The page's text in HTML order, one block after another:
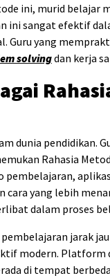
ini, murid belajar
ini sangat efektif
Guru yang
solvingdan kerja
dunia pendidikan.
Rahasia
pembelajaran,
yang lebih
dalam proses
jarak
modern. Platform
di tempat